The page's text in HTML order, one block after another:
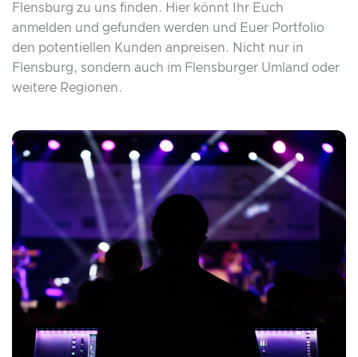
Flensburg zu uns finden. Hier könnt Ihr Euch
anmelden und gefunden werden und Euer Portfolio
den potentiellen Kunden anpreisen. Nicht nur in
Flensburg, sondern auch im Flensburger Umland oder
weitere Regionen.